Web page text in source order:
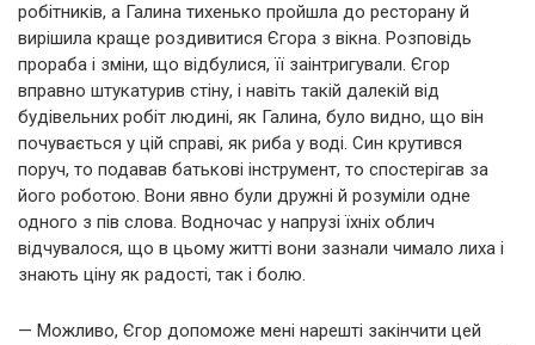
робітників, а Галина тихенько пройшла до ресторану й
вирішила краще роздивитися Єгора з вікна. Розповідь
прораба і зміни, що відбулися, її заінтригували. Єгор
вправно штукатурив стіну, і навіть такій далекій від
будівельних робіт людині, як Галина, було видно, що він
почувається у цій справі, як риба у воді. Син крутився
поруч, то подавав батькові інструмент, то спостерігав за
його роботою. Вони явно були дружні й розуміли одне
одного з пів слова. Водночас у напрузі їхніх облич
відчувалося, що в цьому житті вони зазнали чимало лиха і
знають ціну як радості, так і болю.
— Можливо, Єгор допоможе мені нарешті закінчити цей